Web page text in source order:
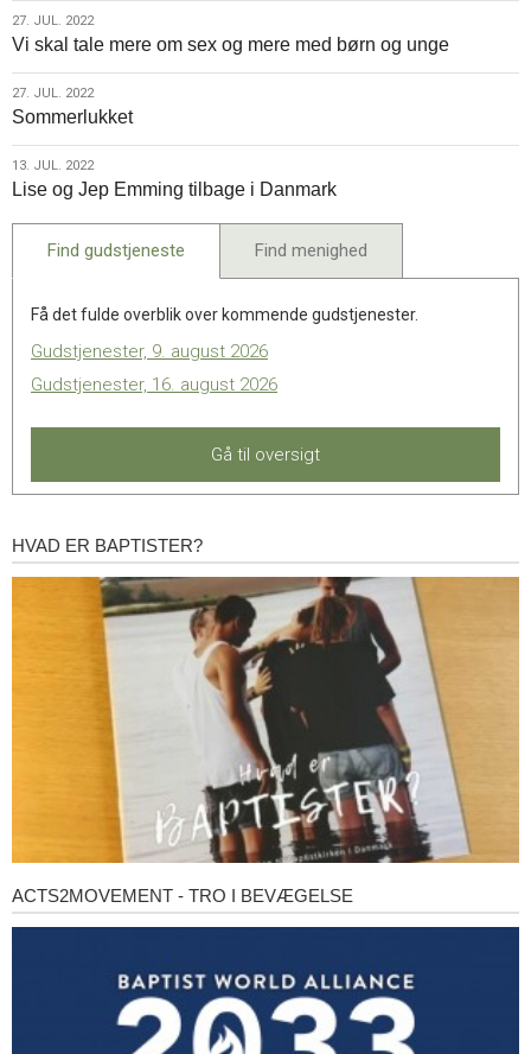
27.
jul.
2022
27. JUL. 2022
Vi skal tale mere om sex og mere med børn og unge
27.
jul.
2022
27. JUL. 2022
Sommerlukket
13.
jul.
2022
13. JUL. 2022
Lise og Jep Emming tilbage i Danmark
Find gudstjeneste Find menighed
Få det fulde overblik over kommende gudstjenester.
Gudstjenester, 9. august 2026
Gudstjenester, 16. august 2026
Gå til oversigt
Hvad
er
HVAD ER BAPTISTER?
Acts2Movement
-
ACTS2MOVEMENT - TRO I BEVÆGELSE